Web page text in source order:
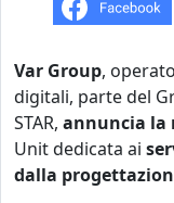
Var Group,
digitali, parte del
STAR, annuncia la
Unit dedicata ai
dalla